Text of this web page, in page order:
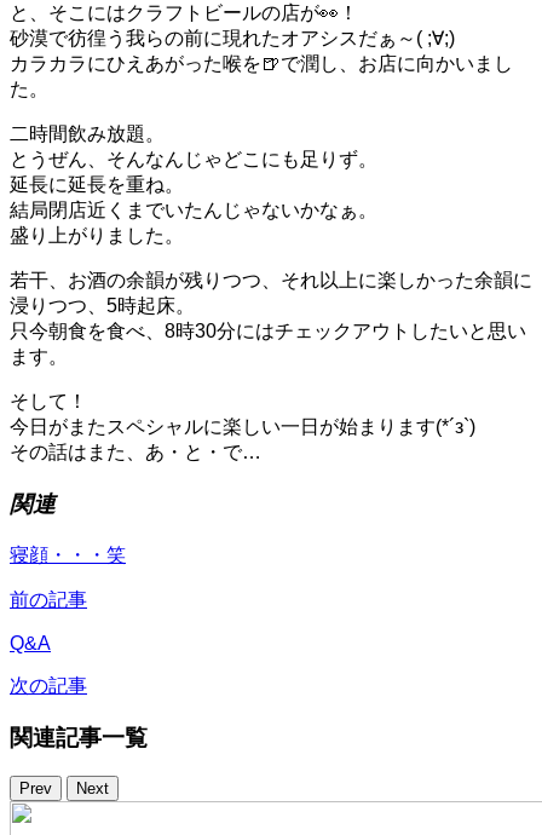
と、そこにはクラフトビールの店が👀！
砂漠で彷徨う我らの前に現れたオアシスだぁ～( ;∀;)
カラカラにひえあがった喉を🍺で潤し、お店に向かいまし
た。
二時間飲み放題。
とうぜん、そんなんじゃどこにも足りず。
延長に延長を重ね。
結局閉店近くまでいたんじゃないかなぁ。
盛り上がりました。
若干、お酒の余韻が残りつつ、それ以上に楽しかった余韻に
浸りつつ、5時起床。
只今朝食を食べ、8時30分にはチェックアウトしたいと思い
ます。
そして！
今日がまたスペシャルに楽しい一日が始まります(*´з`)
その話はまた、あ・と・で…
関連
寝顔・・・笑
前の記事
Q&A
次の記事
関連記事一覧
Prev Next